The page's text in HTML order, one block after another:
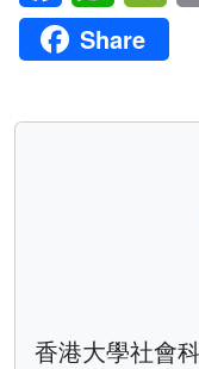
Share
香港大學社會